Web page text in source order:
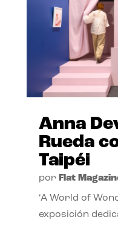
Anna
Rueda
Taipéi
por Flat
‘A World of
exposición